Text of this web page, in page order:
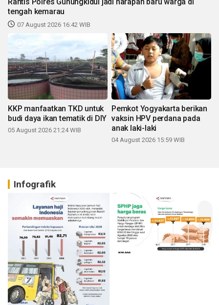
tengah kemarau
07 August 2026 16:42 WIB
KKP manfaatkan TKD untuk
budi daya ikan tematik di DIY
05 August 2026 21:24 WIB
Pemkot Yogyakarta berikan
vaksin HPV perdana pada
anak laki-laki
04 August 2026 15:59 WIB
Infografik